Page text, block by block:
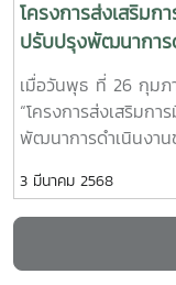
ตลอดจนแนวทางการ
รมาภิบาลขององค์กร
โปร่งในการดำเนินง
ทั้งสองหน่วยงานยังได้
ระดับการดำเนินงาน
ปัญญาประดิษฐ์ (AI) ซึ่
สามารถนำมุมมองแ
ต่อยอดพัฒนางานใน
โครงการส่งเสริมก
ปรับปรุงพัฒนาการ
ประจำปีงบประมาณ
เมื่อวันพุธ ที่ 26 กุมภ
“โครงการส่งเสริมก
พัฒนาการดำเนินงาน
บูรณาการความร่วมมื
กองพัฒนานักศึกษา แ
เพื่อดำเนินกิจกรรม
บริการหลักของมหาวิ
3 มีนาคม 2568